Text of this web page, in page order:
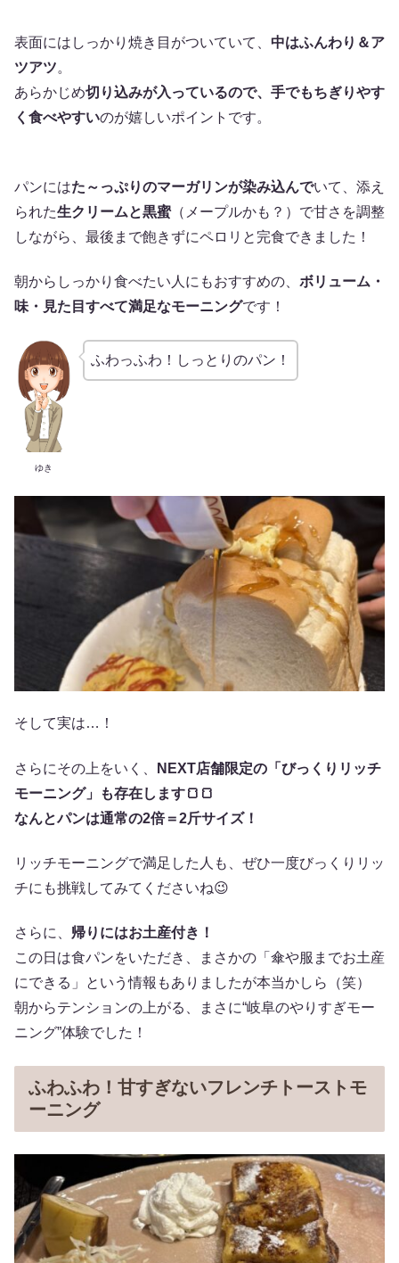
表面にはしっかり焼き目がついていて、 中はふんわり＆ア
ツアツ。
あらかじめ切り込みが入っているので、手でもちぎりやす
く食べやすいのが嬉しいポイントです。
パンにはた～っぷりのマーガリンが染み込んでいて、添え
られた生クリームと黒蜜（メープルかも？）で甘さを調整
しながら、最後まで飽きずにペロリと完食できました！
朝からしっかり食べたい人にもおすすめの、 ボリューム・
味・見た目すべて満足なモーニングです！
ゆき
ふわっふわ！しっとりのパン！
そして実は…！
さらにその上をいく、
NEXT店舗限定の「びっくりリッチ
モーニング」も存在します🍞🍞
なんとパンは通常の2倍＝2斤サイズ！
リッチモーニングで満足した人も、ぜひ一度びっくりリッ
チにも挑戦してみてくださいね😉
さらに、 帰りにはお土産付き！
この日は食パンをいただき、まさかの「傘や服までお土産
にできる」という情報もありましたが本当かしら（笑）
朝からテンションの上がる、まさに“岐阜のやりすぎモー
ニング”体験でした！
ふわふわ！甘すぎないフレンチトーストモ
ーニング